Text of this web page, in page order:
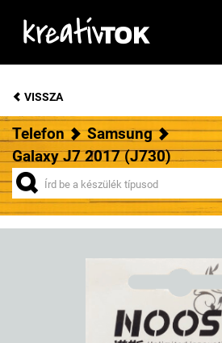
VISSZA
Telefon
Samsung
Galaxy J7 2017 (J730)